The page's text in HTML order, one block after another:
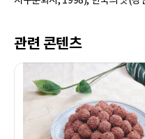
관련 콘텐츠